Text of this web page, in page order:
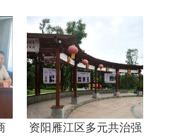
资阳雁江区多元共治强